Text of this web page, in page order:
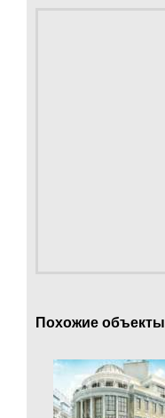
Похожие объекты